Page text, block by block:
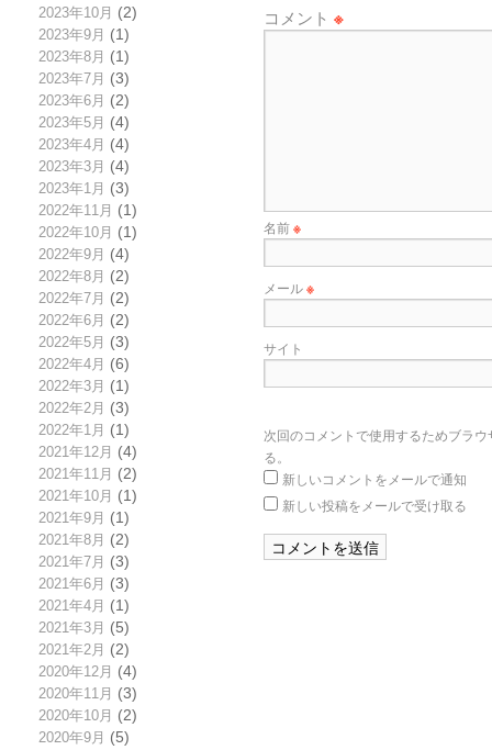
2023年10月 (2)
2023年9月 (1)
2023年8月 (1)
2023年7月 (3)
2023年6月 (2)
2023年5月 (4)
2023年4月 (4)
2023年3月 (4)
2023年1月 (3)
2022年11月 (1)
2022年10月 (1)
2022年9月 (4)
2022年8月 (2)
2022年7月 (2)
2022年6月 (2)
2022年5月 (3)
2022年4月 (6)
2022年3月 (1)
2022年2月 (3)
2022年1月 (1)
2021年12月 (4)
2021年11月 (2)
2021年10月 (1)
2021年9月 (1)
2021年8月 (2)
2021年7月 (3)
2021年6月 (3)
2021年4月 (1)
2021年3月 (5)
2021年2月 (2)
2020年12月 (4)
2020年11月 (3)
2020年10月 (2)
2020年9月 (5)
コメント ※
名前※
メール※
サイト
次回のコメントで使用するためブラ
る。
新しいコメントをメールで通知
新しい投稿をメールで受け取る